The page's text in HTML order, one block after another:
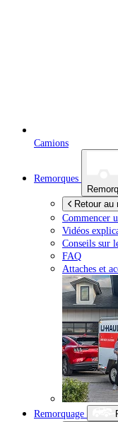
Camions
Remorques
Retour au
Commencer
Vidéos
Conseils sur
FAQ
Attaches et
Remorquage